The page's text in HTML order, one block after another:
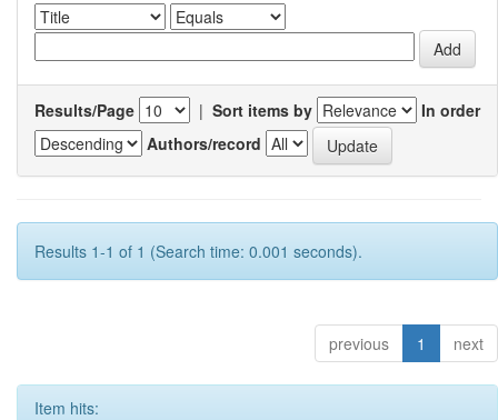
Results/Page | Sort items by
In order
Authors/record
Results 1-1 of 1 (Search time: 0.001 seconds).
previous 1 next
Item hits: